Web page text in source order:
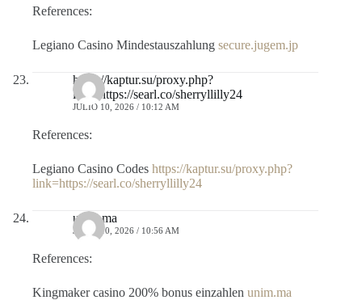
References:
Legiano Casino Mindestauszahlung secure.jugem.jp
https://kaptur.su/proxy.php?
link=https://searl.co/sherryllilly24
JULIO 10, 2026 / 10:12 AM
References:
Legiano Casino Codes https://kaptur.su/proxy.php?
link=https://searl.co/sherryllilly24
unim.ma
JULIO 10, 2026 / 10:56 AM
References:
Kingmaker casino 200% bonus einzahlen unim.ma